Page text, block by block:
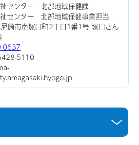
センター 北部地域保健課
センター 北部地域保健事業担当
崎市南塚口町2丁目1番1号 塚口さん
0637
5110